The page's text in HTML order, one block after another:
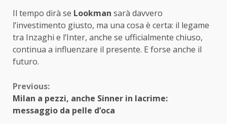
Il tempo dirà se Lookman sarà davvero
l’investimento giusto, ma una cosa è certa: il legame
tra Inzaghi e l’Inter, anche se ufficialmente chiuso,
continua a influenzare il presente. E forse anche il
futuro.
Continue
Reading
Previous:
Milan a pezzi, anche Sinner in lacrime:
messaggio da pelle d’oca